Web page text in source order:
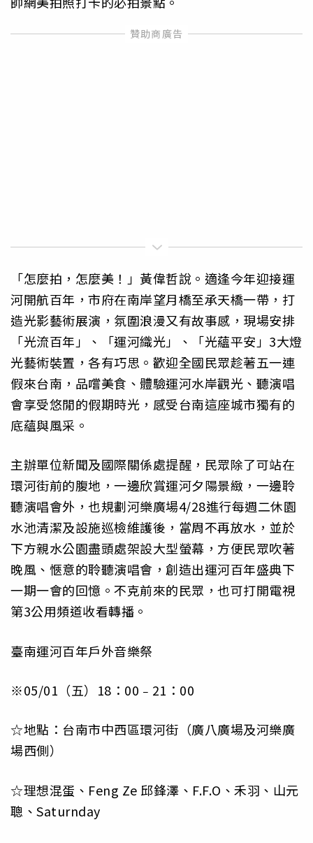
「怎麼拍，怎麼美！」黃偉哲說。適逢今年迎接運
河開航百年，市府在南岸望月橋至承天橋一帶，打
造光影藝術展演，氛圍浪漫又有故事感，現場安排
「光流百年」、「運河織光」、「光蘊平安」3大燈
光藝術裝置，各有巧思。歡迎全國民眾趁著五一連
假來台南，品嚐美食、體驗運河水岸觀光、聽演唱
會享受悠閒的假期時光，感受台南這座城市獨有的
底蘊與風采。
主辦單位新聞及國際關係處提醒，民眾除了可站在
環河街前的腹地，一邊欣賞運河夕陽景緻，一邊聆
聽演唱會外，也規劃河樂廣場4/28進行每週二休園
水池清潔及設施巡檢維護後，當周不再放水，並於
下方親水公園盡頭處架設大型螢幕，方便民眾吹著
晚風、愜意的聆聽演唱會，創造出運河百年盛典下
一期一會的回憶。不克前來的民眾，也可打開電視
第3公用頻道收看轉播。
臺南運河百年戶外音樂祭
※05/01（五）18：00﹣21：00
☆地點：台南市中西區環河街（廣八廣場及河樂廣
場西側）
☆理想混蛋、Feng Ze 邱鋒澤、F.F.O、禾羽、山元
聰、Saturnday